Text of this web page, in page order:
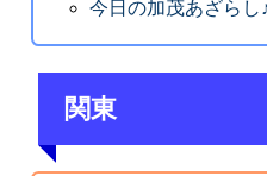
今日の加茂あざらし
関東